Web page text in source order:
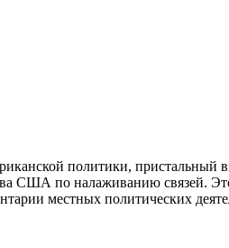
политики,
США по налаживанию связей.
местных политических